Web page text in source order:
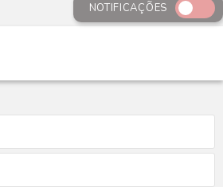
NOTIFICAÇÕES